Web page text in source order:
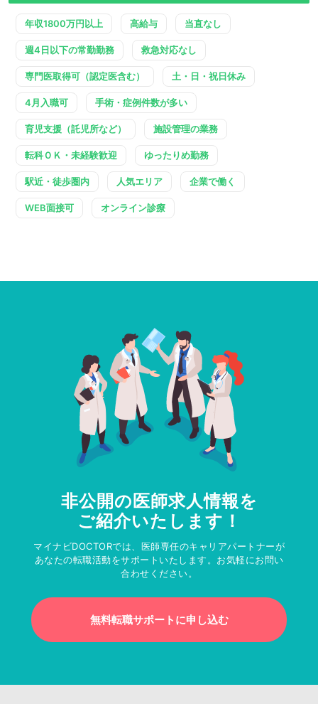
年収1800万円以上 高給与 当直なし
週4日以下の常勤勤務 救急対応なし
専門医取得可（認定医含む） 土・日・祝日休み
4月入職可 手術・症例件数が多い
育児支援（託児所など） 施設管理の業務
転科ＯＫ・未経験歓迎 ゆったりめ勤務
駅近・徒歩圏内 人気エリア 企業で働く
WEB面接可 オンライン診療
非公開の医師求人情報を
ご紹介いたします！
マイナビDOCTORでは、医師専任のキャリアパートナーが
あなたの転職活動をサポートいたします。お気軽にお問い
合わせください。
無料転職サポートに申し込む